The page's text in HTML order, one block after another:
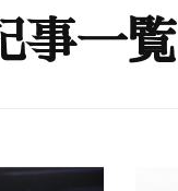
事一覧